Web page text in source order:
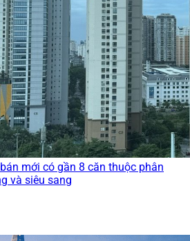
mới có gần 8 căn thuộc phân
và siêu sang